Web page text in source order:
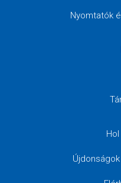
Nyomtatók